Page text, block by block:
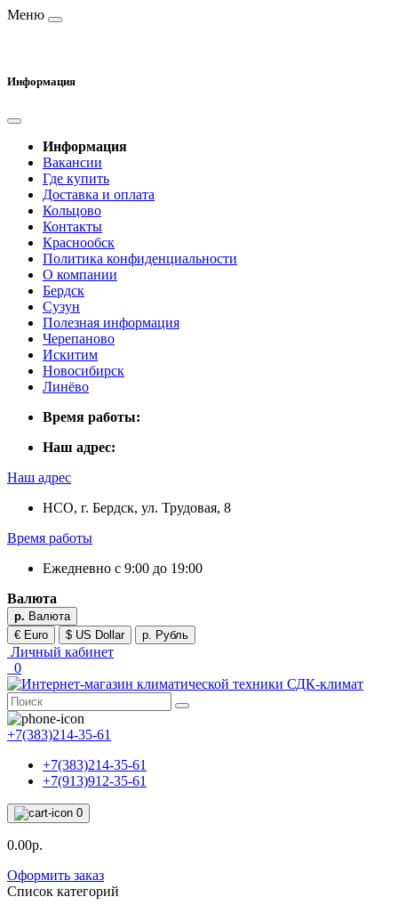
Меню
Информация
Информация
Вакансии
Где купить
Доставка и оплата
Кольцово
Контакты
Краснообск
Политика конфиденциальности
О компании
Бердск
Сузун
Полезная информация
Черепаново
Искитим
Новосибирск
Линёво
Время работы:
Наш адрес:
Наш адрес
НСО, г. Бердск, ул. Трудовая, 8
Время работы
Ежедневно с 9:00 до 19:00
Валюта
р. Валюта
€ Euro
$ US Dollar р. Рубль
Личный кабинет
0
+7(383)214-35-61
+7(383)214-35-61
+7(913)912-35-61
0
0.00р.
Оформить заказ
Список категорий